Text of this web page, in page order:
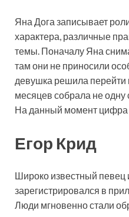
Яна Дога записывает
характера, различные
темы. Поначалу Яна
там они не приносили
девушка решила перейти
месяцев собрала не одну
На данный момент
Егор Крид
Широко известный певец
зарегистрировался в
Люди мгновенно стали